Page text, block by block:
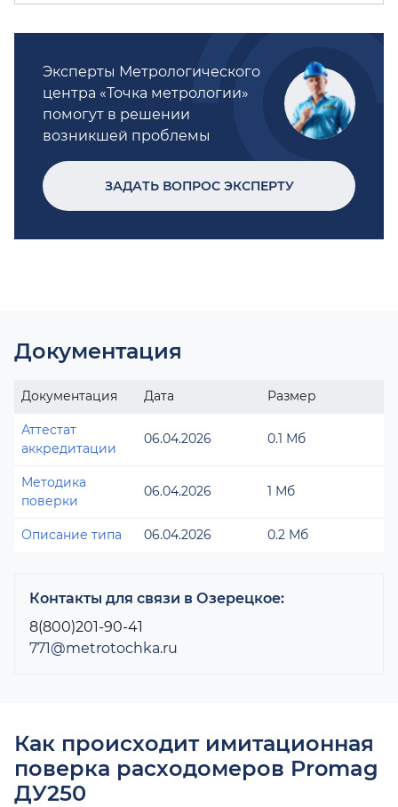
Эксперты Метрологического
центра «Точка метрологии»
помогут в решении
возникшей проблемы
ЗАДАТЬ ВОПРОС ЭКСПЕРТУ
Документация
Документация Дата Размер
Аттестат
аккредитации
06.04.2026 0.1 Мб
Методика
поверки
06.04.2026 1 Мб
Описание типа 06.04.2026 0.2 Мб
Контакты для связи в Озерецкое:
8(800)201-90-41
771@metrotochka.ru
Как происходит имитационная
поверка расходомеров Promag
ДУ250